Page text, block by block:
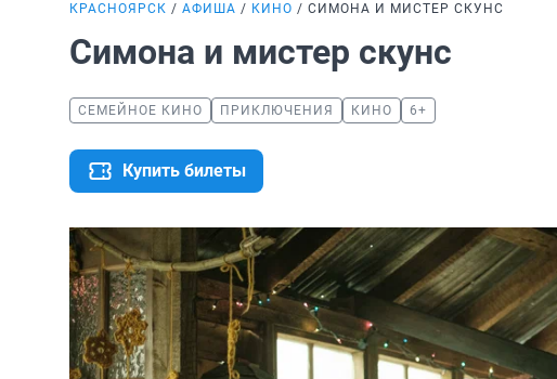
КРАСНОЯРСК АФИША КИНО СИМОНА И МИСТЕР СКУНС
Симона и мистер скунс
СЕМЕЙНОЕ КИНО ПРИКЛЮЧЕНИЯ КИНО 6+
Купить билеты